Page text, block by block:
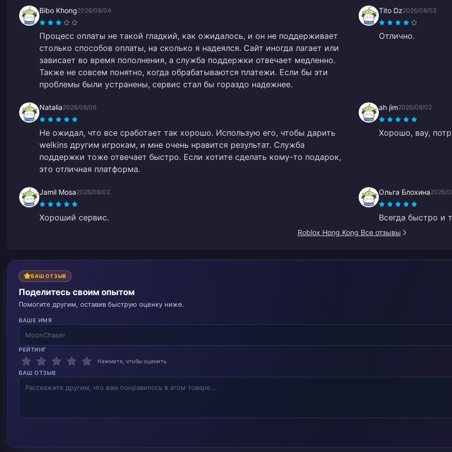
Bibo Khong2026/08/04
Процесс оплаты не такой гладкий, как ожидалось, и он не поддерживает
столько способов оплаты, на сколько я надеялся. Сайт иногда лагает или
зависает во время пополнения, а служба поддержки отвечает медленно.
Также не совсем понятно, когда обрабатываются платежи. Если бы эти
проблемы были устранены, сервис стал бы гораздо надежнее.
Tito Dz2026/08/03
Отлично.
Natalia2026/08/06
Не ожидал, что все сработает так хорошо. Использую его, чтобы дарить
welkins другим игрокам, и мне очень нравится результат. Служба
поддержки тоже отвечает быстро. Если хотите сделать кому-то подарок,
это отличная платформа.
ah jim2026/08/02
Хорошо, вау,
Jamil Mosa2026/08/02
Хороший сервис.
Ольга Блохина2026/
Всегда быстро и
Roblox Hong Kong Все отзывы
ВАШ ОТЗЫВ
Поделитесь своим опытом
Помогите другим, оставив быструю оценку ниже.
ВАШЕ ИМЯ
РЕЙТИНГ
Нажмите, чтобы оценить
ВАШ ОТЗЫВ